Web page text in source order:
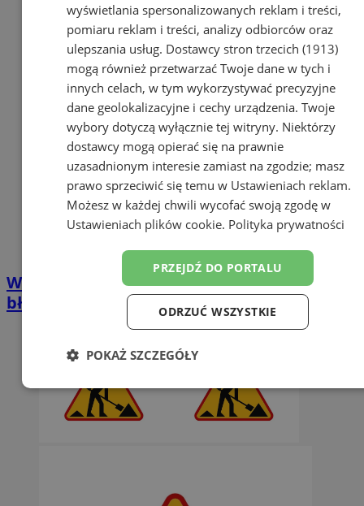
Wakacyjny tłok to okazja dla złodziei. Tych
błędów lepiej nie popełniać
wyświetlania spersonalizowanych reklam i treści,
pomiaru reklam i treści, analizy odbiorców oraz
ulepszania usług. Dostawcy stron trzecich (1913)
mogą również przetwarzać Twoje dane w tych i
innych celach, w tym wykorzystywać precyzyjne
dane geolokalizacyjne i cechy urządzenia. Twoje
wybory dotyczą wyłącznie tej witryny. Niektórzy
dostawcy mogą opierać się na prawnie
uzasadnionym interesie zamiast na zgodzie; masz
prawo sprzeciwić się temu w Ustawieniach reklam.
Możesz w każdej chwili wycofać swoją zgodę w
Ustawieniach plików cookie. Polityka prywatności
PRZEJDŹ DO PORTALU
ODRZUĆ WSZYSTKIE
POKAŻ SZCZEGÓŁY
Niezbędne Wydajność Targetowanie